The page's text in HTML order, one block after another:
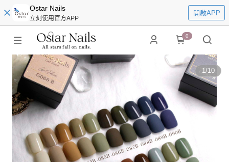
Ostar Nails
立刻使用官方APP
開啟APP
0
1/10